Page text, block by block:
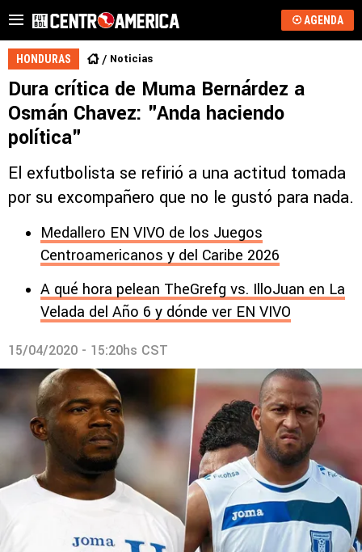
AGENDA
HONDURAS Noticias
Dura crítica de Muma Bernárdez a
Osmán Chavez: "Anda haciendo
política"
El exfutbolista se refirió a una actitud tomada
por su excompañero que no le gustó para nada.
Medallero EN VIVO de los Juegos
Centroamericanos y del Caribe 2026
A qué hora pelean TheGrefg vs. IlloJuan en La
Velada del Año 6 y dónde ver EN VIVO
15/04/2020 - 15:20hs CST